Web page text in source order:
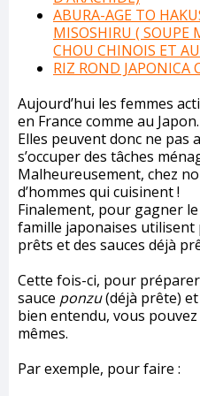
ABURA-AGE TO
MISOSHIRU ( SOUPE
CHOU CHINOIS ET
RIZ ROND JAPONICA
Aujourd’hui les femmes
en France comme au Japon.
Elles peuvent donc ne pas
s’occuper des tâches
Malheureusement, chez
d’hommes qui cuisinent !
Finalement, pour gagner
famille japonaises
prêts et des sauces déjà
Cette fois-ci, pour
sauce ponzu(déjà prête) et
bien entendu, vous
mêmes.
Par exemple, pour faire :